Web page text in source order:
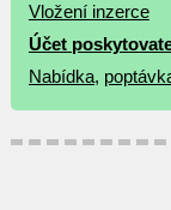
Vložení inzerce
Účet
Nabídka,